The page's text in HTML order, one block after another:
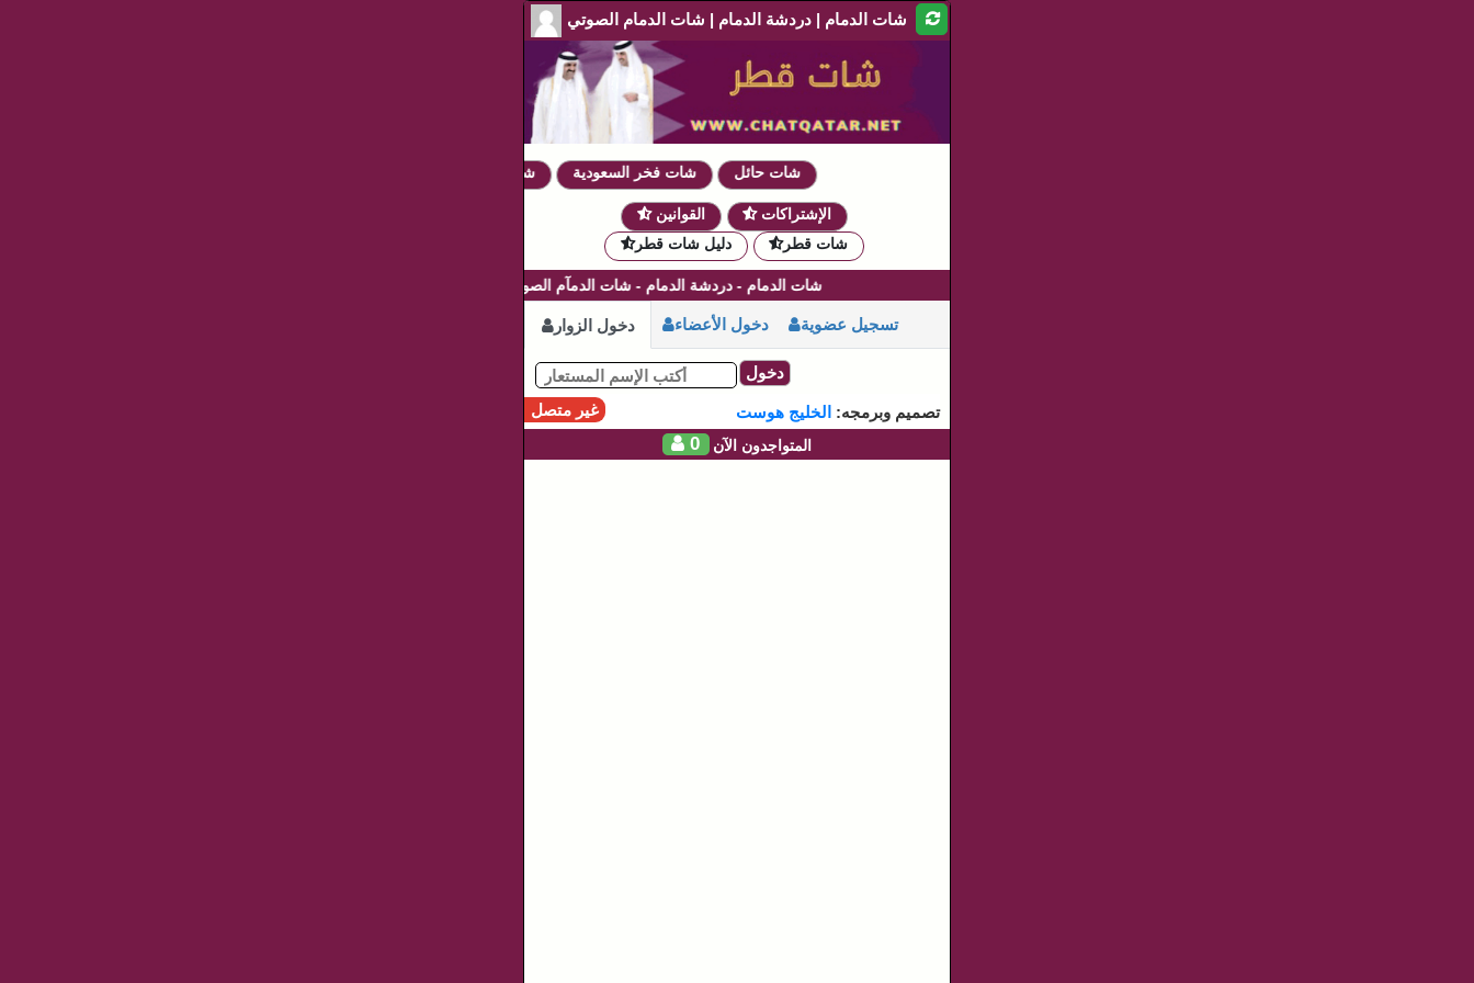
شات الدمام | دردشة الدمام | شات الدمام الصوتي
شات دموع العشاق شات فخر السعودية شات حائل
القوانين
الإشتراكات
دليل شات قطر
شات قطر
شات الدمام - دردشة الدمام - شات الدمآم الصوتي
دخول الزوار دخول الأعضاء تسجيل عضوية
دخول
غير متصل
تصميم وبرمجه: الخليج هوست
0 المتواجدون الآن